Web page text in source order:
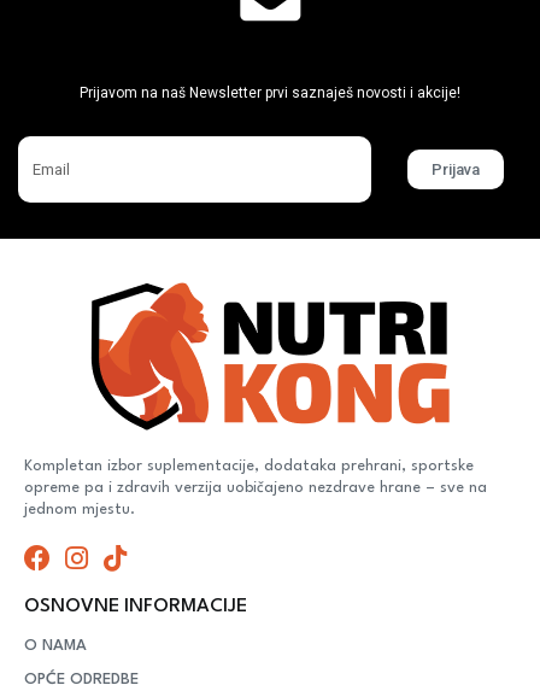
Prijavom na naš Newsletter prvi saznaješ novosti i akcije!
Prijava
Kompletan izbor suplementacije, dodataka prehrani, sportske
opreme pa i zdravih verzija uobičajeno nezdrave hrane – sve na
jednom mjestu.
OSNOVNE INFORMACIJE
O NAMA
OPĆE ODREDBE